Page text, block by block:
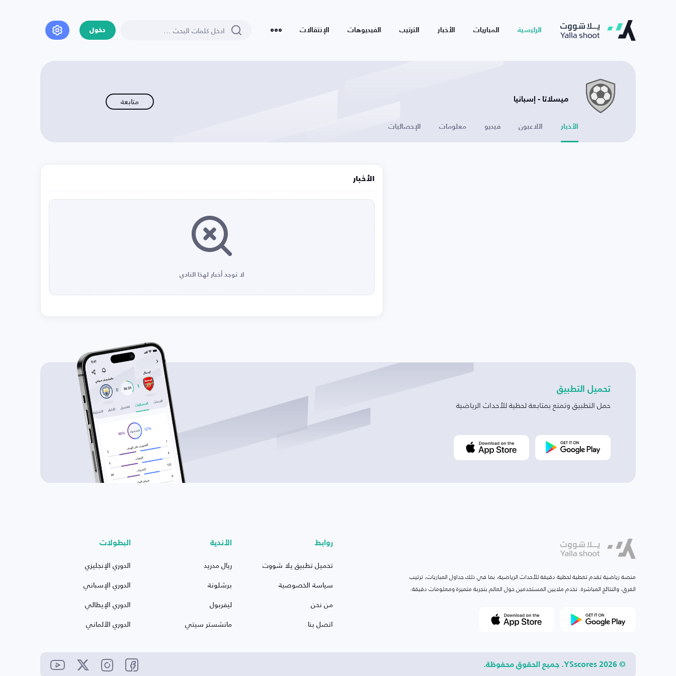
الرئيسية المباريات الأخبار الترتيب الفيديوهات الإنتقالات دخول
ميسلاتا - إسبانيا متابعة
الأخبار اللاعبون فيديو معلومات الإحصائيات
الأخبار
لا توجد أخبار لهذا النادي
تحميل التطبيق
حمل التطبيق وتمتع بمتابعة لحظية للأحداث الرياضية
منصة رياضية تقدم تغطية لحظية دقيقة للأحداث الرياضية، بما في ذلك جداول المباريات، ترتيب
الفرق، والنتائج المباشرة. نخدم ملايين المستخدمين حول العالم بتجربة متميزة ومعلومات دقيقة.
روابط
تحميل تطبيق يلا شووت
سياسة الخصوصية
من نحن
اتصل بنا
الأندية
ريال مدريد
برشلونة
ليفربول
مانشستر سيتي
البطولات
الدوري الإنجليزي
الدوري الإسباني
الدوري الإيطالي
الدوري الألماني
© 2026 YSscores. جميع الحقوق محفوظة.